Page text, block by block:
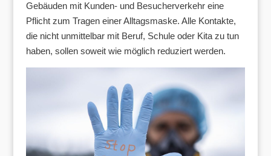
Gebäuden mit Kunden- und Besucherverkehr eine
Pflicht zum Tragen einer Alltagsmaske. Alle Kontakte,
die nicht unmittelbar mit Beruf, Schule oder Kita zu tun
haben, sollen soweit wie möglich reduziert werden.